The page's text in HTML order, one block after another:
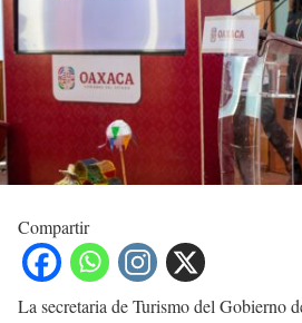
Compartir
La secretaria de Turismo del Gobierno